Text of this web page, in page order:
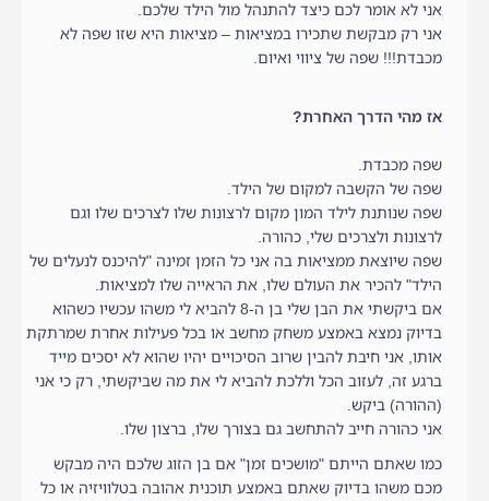
אני לא אומר לכם כיצד להתנהל מול הילד שלכם.
אני רק מבקשת שתכירו במציאות – מציאות היא שזו שפה לא
מכבדת!!! שפה של ציווי ואיום.
אז מהי הדרך האחרת?
שפה מכבדת.
שפה של הקשבה למקום של הילד.
שפה שנותנת לילד המון מקום לרצונות שלו לצרכים שלו וגם
לרצונות ולצרכים שלי, כהורה.
שפה שיוצאת ממציאות בה אני כל הזמן זמינה "להיכנס לנעלים של
הילד" להכיר את העולם שלו, את הראייה שלו למציאות.
אם ביקשתי את הבן שלי בן ה-8 להביא לי משהו עכשיו כשהוא
בדיוק נמצא באמצע משחק מחשב או בכל פעילות אחרת שמרתקת
אותו, אני חיבת להבין שרוב הסיכויים יהיו שהוא לא יסכים מייד
ברגע זה, לעזוב הכל וללכת להביא לי את מה שביקשתי, רק כי אני
(ההורה) ביקש.
אני כהורה חייב להתחשב גם בצורך שלו, ברצון שלו.
כמו שאתם הייתם "מושכים זמן" אם בן הזוג שלכם היה מבקש
מכם משהו בדיוק שאתם באמצע תוכנית אהובה בטלוויזיה או כל